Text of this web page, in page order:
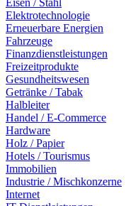
Eisen / Stahl
Elektrotechnologie
Erneuerbare Energien
Fahrzeuge
Finanzdienstleistungen
Freizeitprodukte
Gesundheitswesen
Getränke / Tabak
Halbleiter
Handel / E-Commerce
Hardware
Holz / Papier
Hotels / Tourismus
Immobilien
Industrie / Mischkonzerne
Internet